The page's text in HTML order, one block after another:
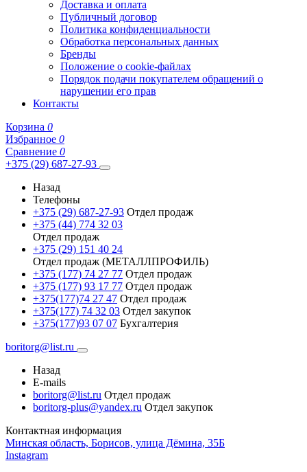
Доставка и оплата
Публичный договор
Политика конфиденциальности
Обработка персональных данных
Бренды
Положение о cookie-файлах
Порядок подачи покупателем обращений о
нарушении его прав
Контакты
Корзина 0
Избранное 0
Сравнение 0
+375 (29) 687-27-93
Назад
Телефоны
+375 (29) 687-27-93 Отдел продаж
+375 (44) 774 32 03
Отдел продаж
+375 (29) 151 40 24
Отдел продаж (МЕТАЛЛПРОФИЛЬ)
+375 (177) 74 27 77 Отдел продаж
+375 (177) 93 17 77 Отдел продаж
+375(177)74 27 47 Отдел продаж
+375(177) 74 32 03 Отдел закупок
+375(177)93 07 07 Бухгалтерия
boritorg@list.ru
Назад
E-mails
boritorg@list.ru Отдел продаж
boritorg-plus@yandex.ru Отдел закупок
Контактная информация
Минская область, Борисов, улица Дёмина, 35Б
Instagram